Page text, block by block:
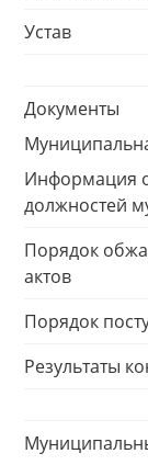
Устав
Документы
Информация
должностей
Порядок
актов
Порядок
Результаты